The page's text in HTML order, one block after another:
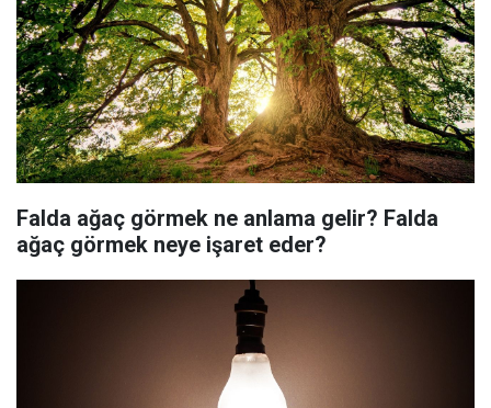
Falda ağaç görmek ne anlama gelir? Falda
ağaç görmek neye işaret eder?